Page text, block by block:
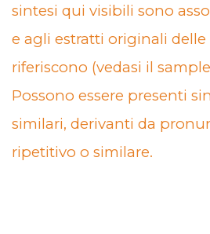
sintesi qui visibili sono
e agli estratti originali
riferiscono (vedasi il
Possono essere presenti
similari, derivanti da
ripetitivo o similare.